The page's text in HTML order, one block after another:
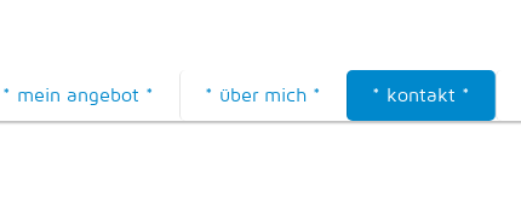
* mein angebot * * über mich * * kontakt *